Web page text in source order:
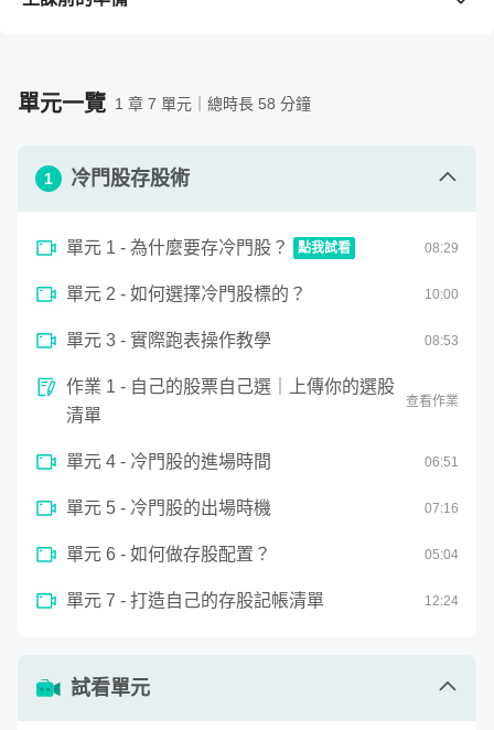
配發狀況：如果不能每年都穩定的發配股息，不能算是
呢？配股好還是配現金比較好呢？
負債比率：如果配息大於盈餘，甚至是借貸負債來發股
況呢？
再投資需求：
出，這樣的支出對存股族來說，究竟是好還是壞？
持股信心，那多少才算是較高的持股比率呢？
景氣循環：不同產業的特性不一，有的容易受到景氣循
呢？
別，存股族應挑選該產業的龍頭公司，還是低價的二、
三線廠商呢？
可上網的電腦或平板或手機。
充滿企圖心、願意每天花10分鐘學習。
單元一覽 1 章 7 單元｜總時長 58 分鐘
1 冷門股存股術
單元 1 - 為什麼要存冷門股？ 點我試看 08:29
為什麼要存冷門股？
seconds
minutes,
seconds
單元 2 - 如何選擇冷門股標的？ 10:00
單元 3 - 實際跑表操作教學 08:53
作業 1 - 自己的股票自己選｜上傳你的選股
清單
查看作業
單元 4 - 冷門股的進場時間 06:51
單元 5 - 冷門股的出場時機 07:16
單元 6 - 如何做存股配置？ 05:04
單元 7 - 打造自己的存股記帳清單 12:24
試看單元